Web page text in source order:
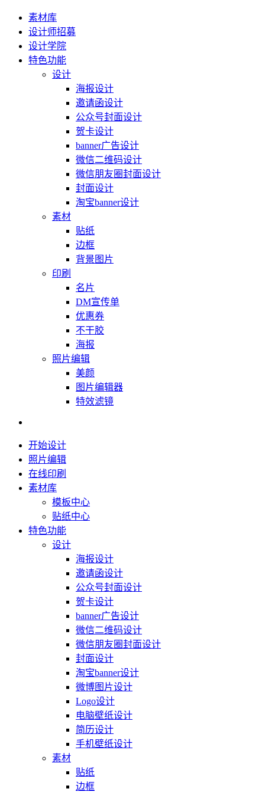
素材库
设计师招募
设计学院
特色功能
设计
海报设计
邀请函设计
公众号封面设计
贺卡设计
banner广告设计
微信二维码设计
微信朋友圈封面设计
封面设计
淘宝banner设计
素材
贴纸
边框
背景图片
印刷
名片
DM宣传单
优惠券
不干胶
海报
照片编辑
美颜
图片编辑器
特效滤镜
开始设计
照片编辑
在线印刷
素材库
模板中心
贴纸中心
特色功能
设计
海报设计
邀请函设计
公众号封面设计
贺卡设计
banner广告设计
微信二维码设计
微信朋友圈封面设计
封面设计
淘宝banner设计
微博图片设计
Logo设计
电脑壁纸设计
简历设计
手机壁纸设计
素材
贴纸
边框